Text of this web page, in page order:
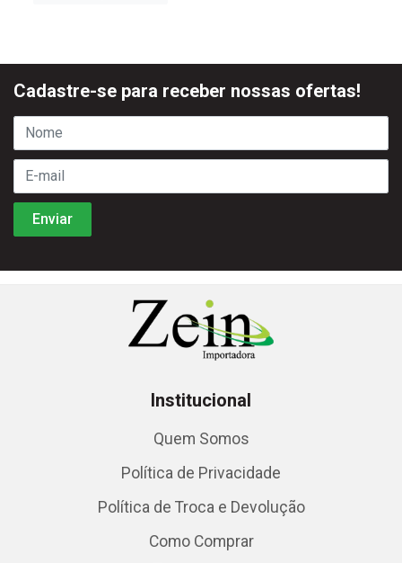
Cadastre-se para receber nossas ofertas!
Institucional
Quem Somos
Política de Privacidade
Política de Troca e Devolução
Como Comprar